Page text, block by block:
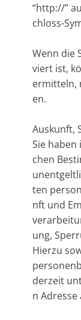
“http://”
chloss-
Wenn die
viert ist,
ermitteln,
en.
Auskunft,
Sie haben
chen
ten
nft und
ung,
Hierzu
derzeit
n Adresse